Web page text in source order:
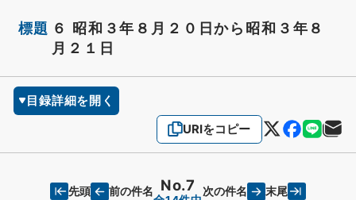
標題 ６ 昭和３年８月２０日から昭和３年８
月２１日
目録詳細を開く
URIをコピー
先頭 前の件名 No.7 次の件名 末尾